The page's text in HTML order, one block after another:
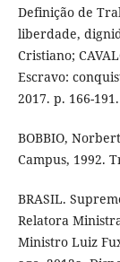
Definição de
liberdade,
Cristiano;
Escravo:
2017. p. 166-191.
BOBBIO,
Campus, 1992.
BRASIL.
Relatora
Ministro Luiz